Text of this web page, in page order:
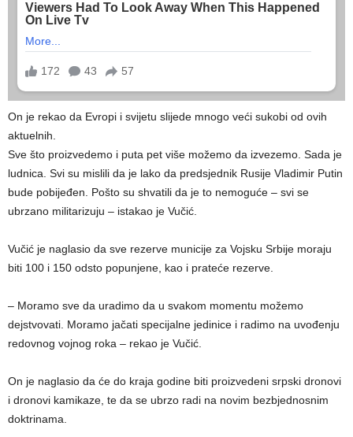
On je rekao da Evropi i svijetu slijede mnogo veći sukobi od ovih
aktuelnih.
Sve što proizvedemo i puta pet više možemo da izvezemo. Sada je
ludnica. Svi su mislili da je lako da predsjednik Rusije Vladimir Putin
bude pobijeđen. Pošto su shvatili da je to nemoguće – svi se
ubrzano militarizuju – istakao je Vučić.
Vučić je naglasio da sve rezerve municije za Vojsku Srbije moraju
biti 100 i 150 odsto popunjene, kao i prateće rezerve.
– Moramo sve da uradimo da u svakom momentu možemo
dejstvovati. Moramo jačati specijalne jedinice i radimo na uvođenju
redovnog vojnog roka – rekao je Vučić.
On je naglasio da će do kraja godine biti proizvedeni srpski dronovi
i dronovi kamikaze, te da se ubrzo radi na novim bezbjednosnim
doktrinama.